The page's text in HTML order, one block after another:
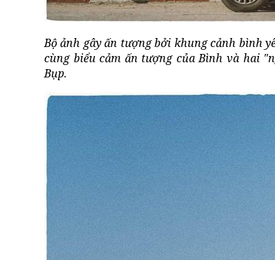
Bộ ảnh gây ấn tượng bởi khung cảnh bình
cùng biểu cảm ấn tượng của Bình và hai
Bụp.